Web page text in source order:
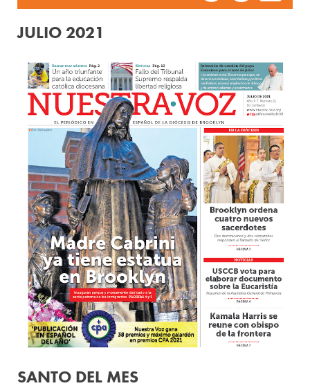
JULIO 2021
SANTO DEL MES